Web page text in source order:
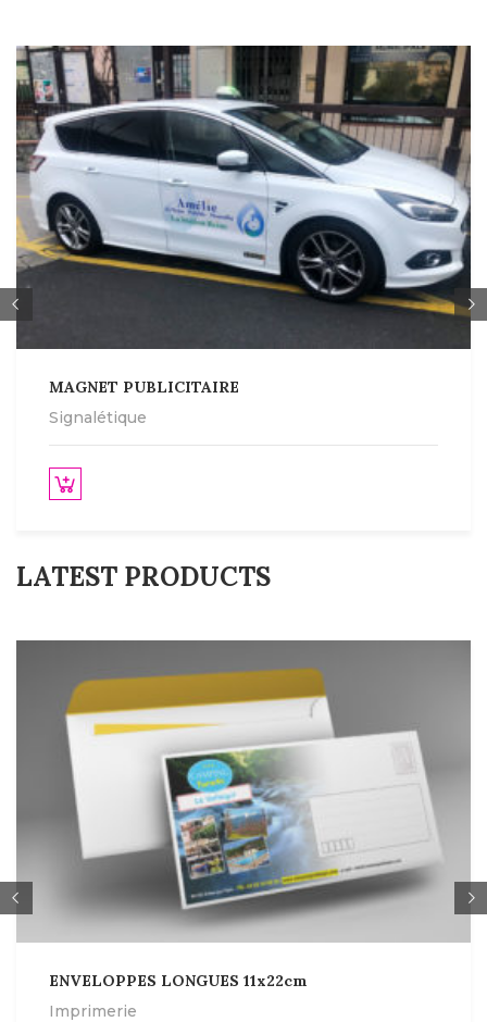
MAGNET PUBLICITAIRE
Signalétique
la suite
LATEST PRODUCTS
ENVELOPPES LONGUES 11x22cm
Imprimerie